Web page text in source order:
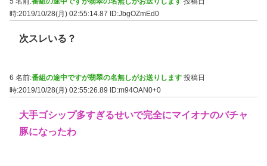
時:2019/10/28(月) 02:55:14.87 ID:JbgOZmEd0
次スレいる？
6 名前:番組の途中ですが翡翠の名無しがお送りします 投稿日
時:2019/10/28(月) 02:55:26.89
ID:m94OAN0+0
大手ゴシップ多すぎるせいで完全にマイオナのバチャ
豚になったわ